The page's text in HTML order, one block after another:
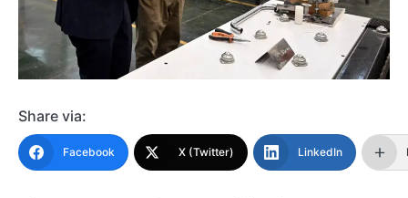
Share via:
Facebook X (Twitter) LinkedIn